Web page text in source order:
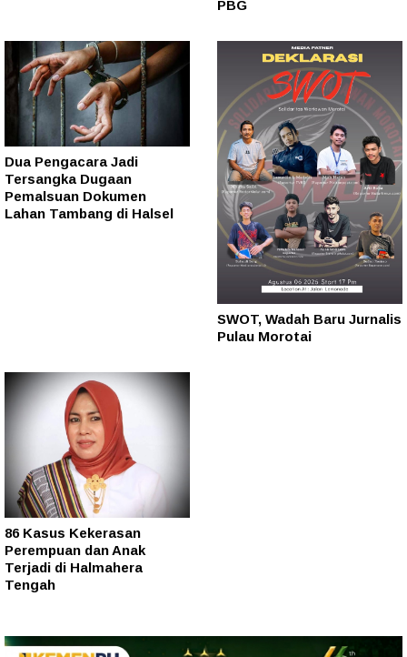
PBG
Dua Pengacara Jadi
Tersangka Dugaan
Pemalsuan Dokumen
Lahan Tambang di Halsel
SWOT, Wadah Baru Jurnalis
Pulau Morotai
86 Kasus Kekerasan
Perempuan dan Anak
Terjadi di Halmahera
Tengah